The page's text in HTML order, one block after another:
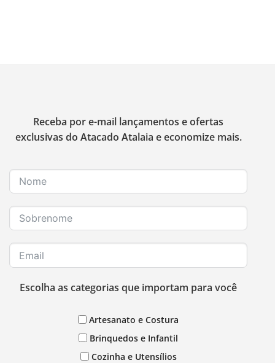
Receba por e-mail lançamentos e ofertas
exclusivas do Atacado Atalaia e economize mais.
Escolha as categorias que importam para você
Artesanato e Costura
Brinquedos e Infantil
Cozinha e Utensílios